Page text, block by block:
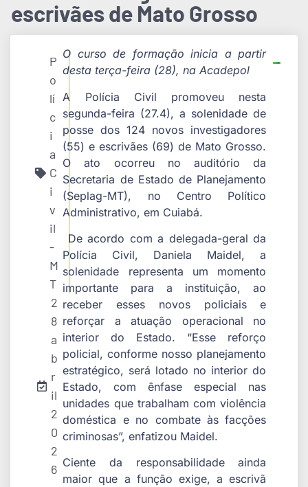
escrivães de Mato Grosso
P
o
lí
c
i
a
C
i
v
il
-
M
T
2
8
a
b
r
il
2
0
2
6
O curso de formação inicia a partir
desta terça-feira (28), na Acadepol
A Polícia Civil promoveu nesta
segunda-feira (27.4), a solenidade de
posse dos 124 novos investigadores
(55) e escrivães (69) de Mato Grosso.
O ato ocorreu no auditório da
Secretaria de Estado de Planejamento
(Seplag-MT), no Centro Político
Administrativo, em Cuiabá.
De acordo com a delegada-geral da
Polícia Civil, Daniela Maidel, a
solenidade representa um momento
importante para a instituição, ao
receber esses novos policiais e
reforçar a atuação operacional no
interior do Estado. “Esse reforço
policial, conforme nosso planejamento
estratégico, será lotado no interior do
Estado, com ênfase especial nas
unidades que trabalham com violência
doméstica e no combate às facções
criminosas”, enfatizou Maidel.
Ciente da responsabilidade ainda
maior que a função exige, a escrivã